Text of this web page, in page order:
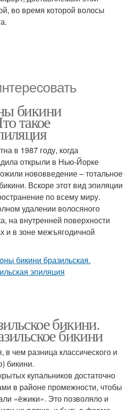
во время которой волосы
бикини
такое
в 1987 году, когда
открыли в Нью-Йорке
нововведение – тотальное
Вскоре этот вид эпиляции
по всему миру.
удалении волосяного
на внутренней поверхности
и в зоне межъягодичной
бикини.
бикини
чем разница классического и
бикини.
купальников достаточно
в районе промежности, чтобы
«ёжики». Это позволяло и